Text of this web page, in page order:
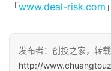
创
企
业
「www.deal-risk.com
发布者：创投之家，转载
http://